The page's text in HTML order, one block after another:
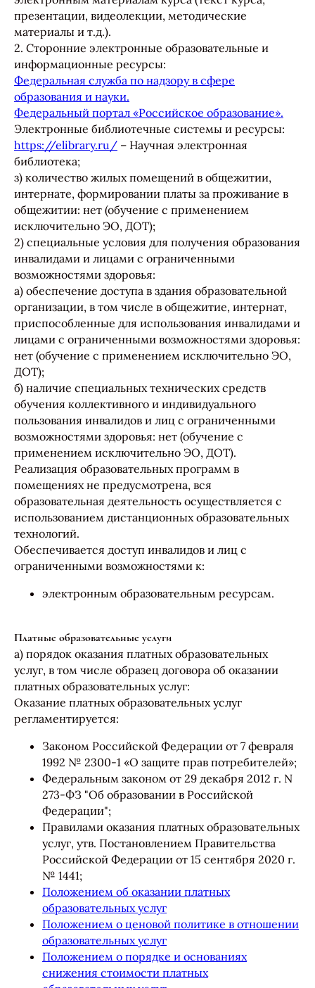
презентации, видеолекции, методические
материалы и т.д.).
2. Сторонние электронные образовательные и
информационные ресурсы:
Федеральная служба по надзору в сфере
образования и науки.
Федеральный портал «Российское образование».
Электронные библиотечные системы и ресурсы:
https://elibrary.ru/ – Научная электронная
библиотека;
з) количество жилых помещений в общежитии,
интернате, формировании платы за проживание в
общежитии: нет (обучение с применением
исключительно ЭО, ДОТ);
2) специальные условия для получения образования
инвалидами и лицами с ограниченными
возможностями здоровья:
а) обеспечение доступа в здания образовательной
организации, в том числе в общежитие, интернат,
приспособленные для использования инвалидами и
лицами с ограниченными возможностями здоровья:
нет (обучение с применением исключительно ЭО,
ДОТ);
б) наличие специальных технических средств
обучения коллективного и индивидуального
пользования инвалидов и лиц с ограниченными
возможностями здоровья: нет (обучение с
применением исключительно ЭО, ДОТ).
Реализация образовательных программ в
помещениях не предусмотрена, вся
образовательная деятельность осуществляется с
использованием дистанционных образовательных
технологий.
Обеспечивается доступ инвалидов и лиц с
ограниченными возможностями к:
электронным образовательным ресурсам.
Платные образовательные услуги
а) порядок оказания платных образовательных
услуг, в том числе образец договора об оказании
платных образовательных услуг:
Оказание платных образовательных услуг
регламентируется:
Законом Российской Федерации от 7 февраля
1992 № 2300-1 «О защите прав потребителей»;
Федеральным законом от 29 декабря 2012 г. N
273-ФЗ "Об образовании в Российской
Федерации";
Правилами оказания платных образовательных
услуг, утв. Постановлением Правительства
Российской Федерации от 15 сентября 2020 г.
№ 1441;
Положением об оказании платных
образовательных услуг
Положением о ценовой политике в отношении
образовательных услуг
Положением о порядке и основаниях
снижения стоимости платных